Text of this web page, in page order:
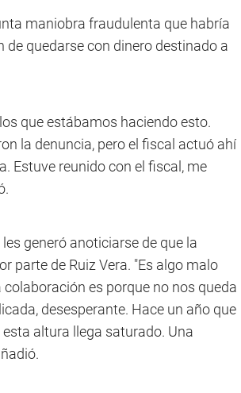
maniobra fraudulenta que habría
de quedarse con dinero destinado a
que estábamos haciendo esto.
la denuncia, pero el fiscal actuó ahí
Estuve reunido con el fiscal, me
generó anoticiarse de que la
parte de Ruiz Vera. "Es algo malo
es porque no nos queda
desesperante. Hace un año que
altura llega saturado. Una